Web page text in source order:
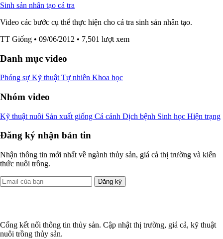
Sinh sản nhân tạo cá tra
Video các bước cụ thể thực hiện cho cá tra sinh sản nhân tạo.
TT Giống • 09/06/2012 • 7,501 lượt xem
Danh mục video
Phóng sự Kỹ thuật Tự nhiên Khoa học
Nhóm video
Kỹ thuật nuôi Sản xuất giống Cá cảnh Dịch bệnh Sinh học Hiện trạng
Đăng ký nhận bản tin
Nhận thông tin mới nhất về ngành thủy sản, giá cả thị trường và kiến
thức nuôi trồng.
Đăng ký
Cổng kết nối thông tin thủy sản. Cập nhật thị trường, giá cả, kỹ thuật
nuôi trồng thủy sản.